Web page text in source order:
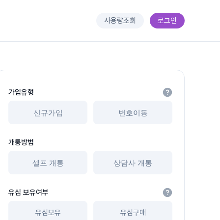
사용량조회 로그인
가입유형
신규가입 번호이동
개통방법
셀프 개통 상담사 개통
유심 보유여부
유심보유 유심구매